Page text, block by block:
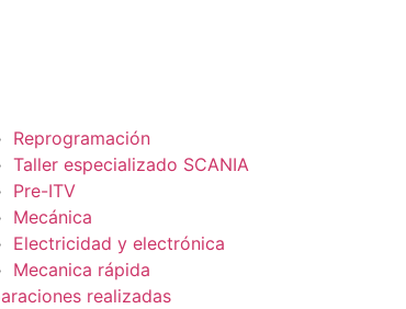
Reprogramación
Taller especializado SCANIA
Pre-ITV
Mecánica
Electricidad y electrónica
Mecanica rápida
realizadas